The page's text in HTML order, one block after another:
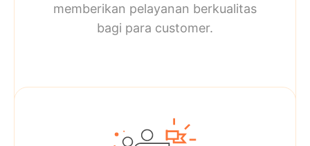
memberikan pelayanan berkualitas
bagi para customer.